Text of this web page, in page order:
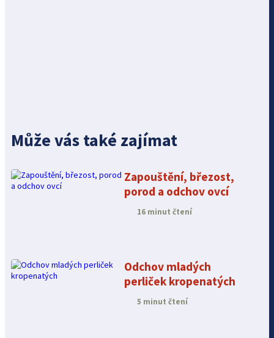
Může vás také zajímat
Zapouštění, březost,
porod a odchov ovcí
16 minut čtení
Odchov mladých
perliček kropenatých
5 minut čtení